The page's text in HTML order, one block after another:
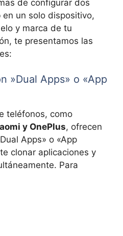
⁤de configurar dos
un solo dispositivo,
y marca de⁤ tu‌
te ​presentamos las
‍»Dual Apps» o «App
teléfonos, como
y OnePlus,⁢ ofrecen
Apps» o «App
clonar aplicaciones ⁣y
Para